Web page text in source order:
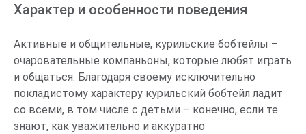
Характер и особенности поведения
Активные и общительные, курильские бобтейлы –
очаровательные компаньоны, которые любят играть
и общаться. Благодаря своему исключительно
покладистому характеру курильский бобтейл ладит
со всеми, в том числе с детьми – конечно, если те
знают, как уважительно и аккуратно